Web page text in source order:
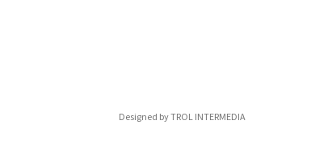
Designed byTROL INTERMEDIA